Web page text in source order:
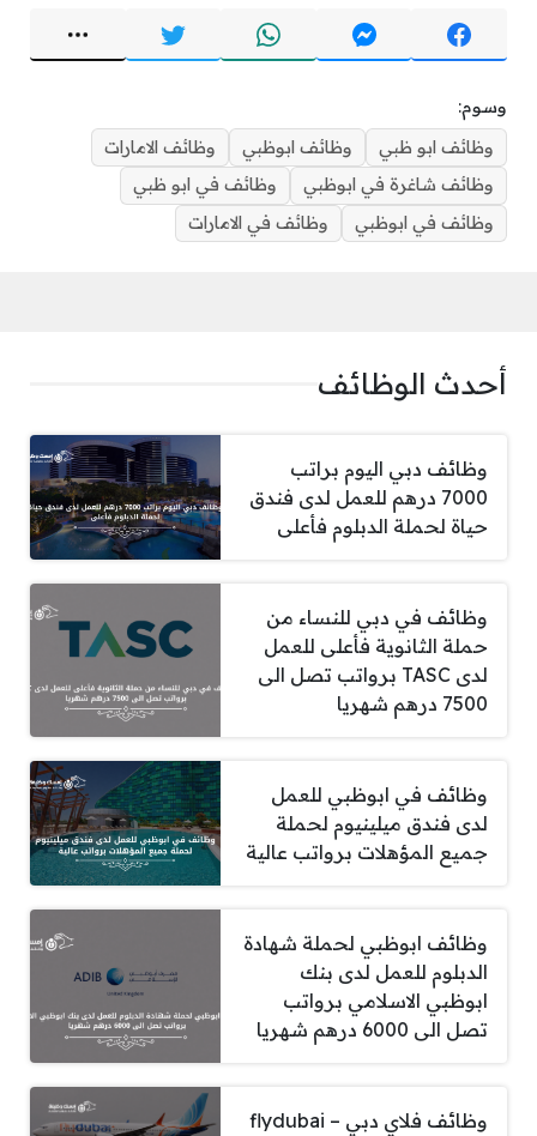
وسوم:
وظائف ابو ظبي
وظائف ابوظبي
وظائف الامارات
وظائف شاغرة في ابوظبي
وظائف في ابو ظبي
وظائف في ابوظبي
وظائف في الامارات
أحدث الوظائف
وظائف دبي اليوم براتب
7000 درهم للعمل لدى فندق
حياة لحملة الدبلوم فأعلى
وظائف في دبي للنساء من
حملة الثانوية فأعلى للعمل
لدى TASC برواتب تصل الى
7500 درهم شهريا
وظائف في ابوظبي للعمل
لدى فندق ميلينيوم لحملة
جميع المؤهلات برواتب عالية
وظائف ابوظبي لحملة شهادة
الدبلوم للعمل لدى بنك
ابوظبي الاسلامي برواتب
تصل الى 6000 درهم شهريا
وظائف فلاي دبي – flydubai